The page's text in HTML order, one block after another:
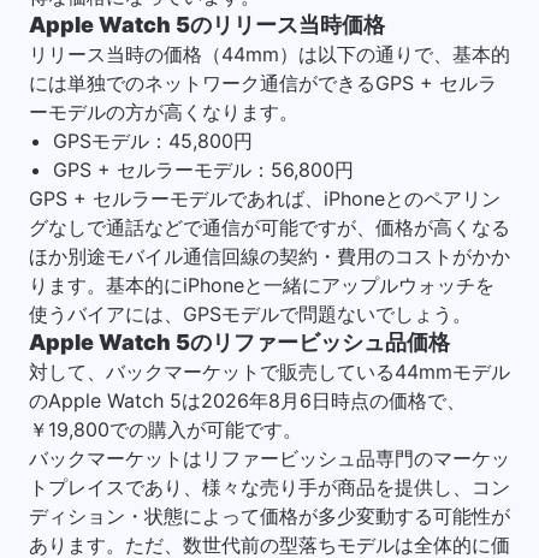
Apple Watch 5のリリース当時価格
リリース当時の価格（44mm）は以下の通りで、基本的
には単独でのネットワーク通信ができるGPS + セルラ
ーモデルの方が高くなります。
GPSモデル：45,800円
GPS + セルラーモデル：56,800円
GPS + セルラーモデルであれば、iPhoneとのペアリン
グなしで通話などで通信が可能ですが、価格が高くなる
ほか別途モバイル通信回線の契約・費用のコストがかか
ります。基本的にiPhoneと一緒にアップルウォッチを
使うバイアには、GPSモデルで問題ないでしょう。
Apple Watch 5のリファービッシュ品価格
対して、バックマーケットで販売している44mmモデル
のApple Watch 5は2026年8月6日時点の価格で、
￥19,800での購入が可能です。
バックマーケットはリファービッシュ品専門のマーケッ
トプレイスであり、様々な売り手が商品を提供し、コン
ディション・状態によって価格が多少変動する可能性が
あります。ただ、数世代前の型落ちモデルは全体的に価